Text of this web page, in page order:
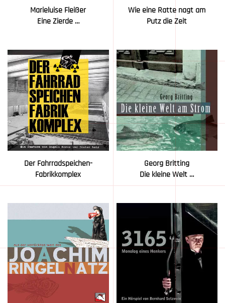
Marieluise Fleißer
Eine Zierde …
Wie eine Ratte nagt am
Putz die Zeit
Der Fahrradspeichen-
Fabrikkomplex
Georg Britting
Die kleine Welt …